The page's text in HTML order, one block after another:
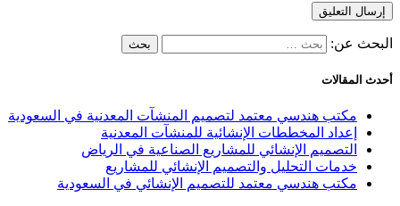
البحث عن:
أحدث المقالات
مكتب هندسي معتمد لتصميم المنشآت المعدنية في السعودية
إعداد المخططات الإنشائية للمنشآت المعدنية
التصميم الإنشائي للمشاريع الصناعية في الرياض
خدمات التحليل والتصميم الإنشائي للمشاريع
مكتب هندسي معتمد للتصميم الإنشائي في السعودية